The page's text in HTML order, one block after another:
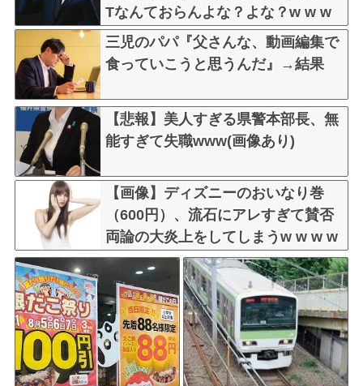
Tなんておらんよな？よな？w w w
w w w w w w w w
三児のパパ『父さんな、動画編集で
食っていこうと思うんだ』→結果
【悲報】美人すぎる県警本部長、無
能すぎて失職www(画像あり)
【画像】ディズニーのおいなり巻
（600円）、流石にアレすぎて賛否
両論の大炎上をしてしまうw w w w
w w w